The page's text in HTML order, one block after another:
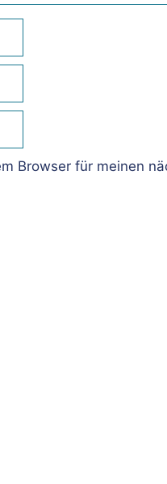
Browser für meinen